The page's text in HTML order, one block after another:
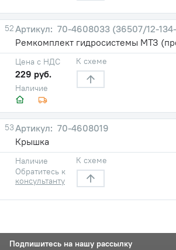
52
70-4608033 (36507/12-134-
Ремкомплект гидросистемы МТЗ
Наличие
Цена с НДС
229 руб.
К схеме
53
70-4608019
Крышка
Наличие
Обратитесь к
консультанту
К схеме
Подпишитесь на нашу рассылку